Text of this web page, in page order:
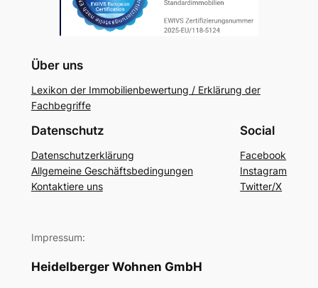
Über uns
Lexikon der Immobilienbewertung / Erklärung der
Fachbegriffe
Datenschutz
Datenschutzerklärung
Allgemeine Geschäftsbedingungen
Kontaktiere uns
Social
Facebook
Instagram
Twitter/X
Impressum:
Heidelberger Wohnen GmbH